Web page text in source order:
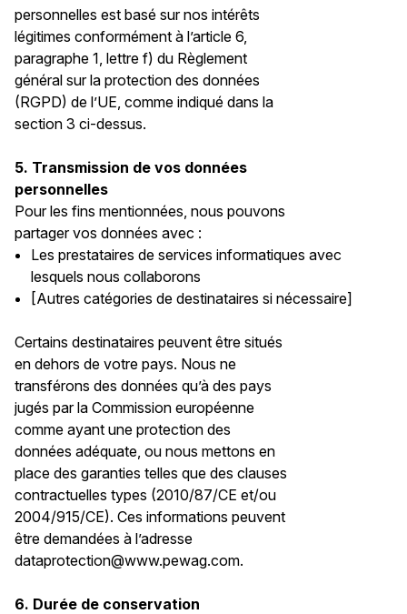
personnelles est basé sur nos intérêts
légitimes conformément à l’article 6,
paragraphe 1, lettre f) du Règlement
général sur la protection des données
(RGPD) de l’UE, comme indiqué dans la
section 3 ci-dessus.
5. Transmission de vos données
personnelles
Pour les fins mentionnées, nous pouvons
partager vos données avec :
Les prestataires de services informatiques avec
lesquels nous collaborons
[Autres catégories de destinataires si nécessaire]
Certains destinataires peuvent être situés
en dehors de votre pays. Nous ne
transférons des données qu’à des pays
jugés par la Commission européenne
comme ayant une protection des
données adéquate, ou nous mettons en
place des garanties telles que des clauses
contractuelles types (2010/87/CE et/ou
2004/915/CE). Ces informations peuvent
être demandées à l’adresse
dataprotection@www.pewag.com.
6. Durée de conservation